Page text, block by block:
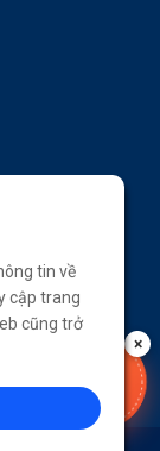
-50%
LẤY NGAY
×
tin về
cập trang
cũng trở